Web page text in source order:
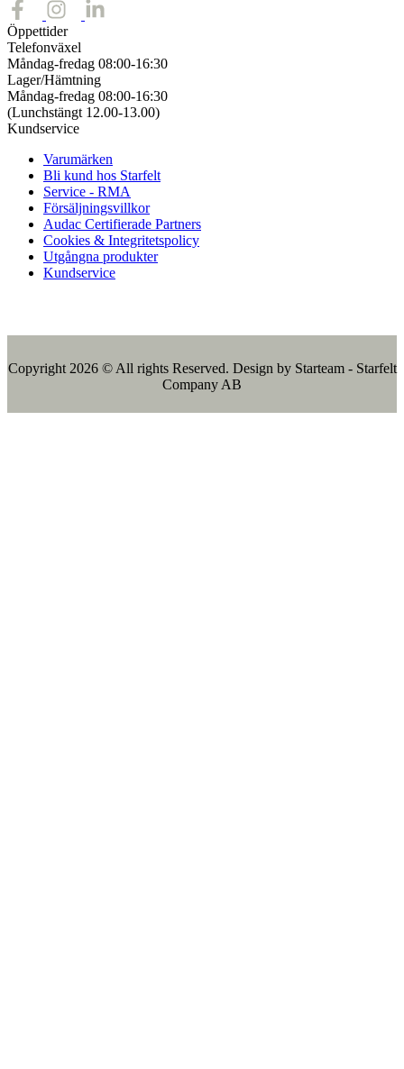
Öppettider
Telefonväxel
Måndag-fredag 08:00-16:30
Lager/Hämtning
Måndag-fredag 08:00-16:30
(Lunchstängt 12.00-13.00)
Kundservice
Varumärken
Bli kund hos Starfelt
Service - RMA
Försäljningsvillkor
Audac Certifierade Partners
Cookies & Integritetspolicy
Utgångna produkter
Kundservice
Copyright 2026 © All rights Reserved. Design by Starteam - Starfelt
Company AB